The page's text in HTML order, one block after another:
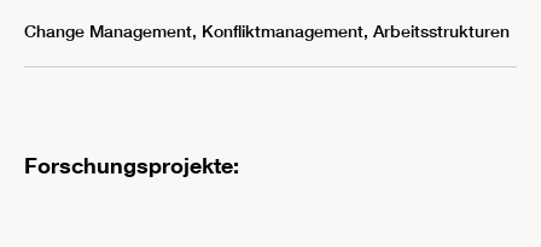
Change Management, Konfliktmanagement, Arbeitsstrukturen
Forschungsprojekte: